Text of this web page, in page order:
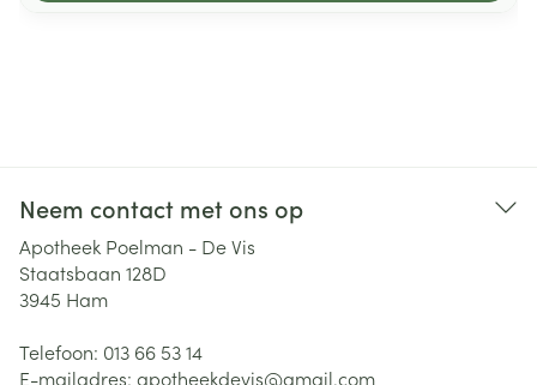
Neem contact met ons op
Apotheek Poelman - De Vis
Staatsbaan 128D
3945 Ham
Telefoon: 013 66 53 14
E-mailadres: apotheekdevis@gmail.com